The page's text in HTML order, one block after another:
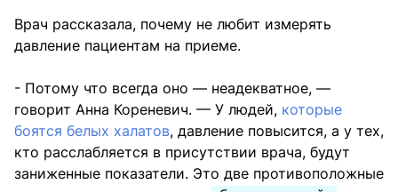
Врач рассказала, почему не любит измерять
давление пациентам на приеме.
- Потому что всегда оно — неадекватное, —
говорит Анна Кореневич. — У людей, которые
боятся белых халатов, давление повысится, а у тех,
кто расслабляется в присутствии врача, будут
заниженные показатели. Это две противоположные